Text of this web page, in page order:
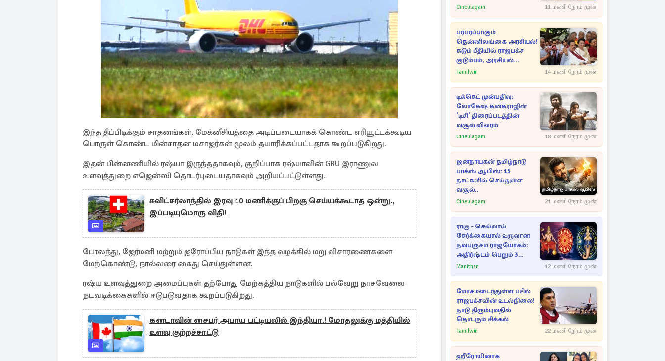
இந்த தீப்பிடிக்கும் சாதனங்கள், மேக்னீசியத்தை அடிப்படையாகக் கொண்ட எரியூட்டக்கூடிய
பொருள் கொண்ட மின்சாதன மசாஜர்கள் மூலம் தயாரிக்கப்பட்டதாக கூறப்படுகிறது.
இதன் பின்னணியில் ரஷ்யா இருந்ததாகவும், குறிப்பாக ரஷ்யாவின் GRU இராணுவ
உளவுத்துறை எஜென்ஸி தொடர்புடையதாகவும் அறியப்பட்டுள்ளது.
சுவிட்சர்லாந்தில் இரவு 10 மணிக்குப் பிறகு செய்யக்கூடாத ஒன்று.,
இப்படியுமொரு விதி!
போலந்து, ஜேர்மனி மற்றும் ஐரோப்பிய நாடுகள் இந்த வழக்கில் மறு விசாரணைகளை
மேற்கொண்டு, நால்வரை கைது செய்துள்ளன.
ரஷ்ய உளவுத்துறை அமைப்புகள் தற்போது மேற்கத்திய நாடுகளில் பல்வேறு நாசவேலை
நடவடிக்கைகளில் ஈடுபடுவதாக கூறப்படுகிறது.
கனடாவின் சைபர் அபாய பட்டியலில் இந்தியா.! மோதலுக்கு மத்தியில்
உளவு குற்றச்சாட்டு
Cineulagam 11 மணி நேரம் முன்
பரபரப்பாகும்
தென்னிலங்கை அரசியல்!
கடும் பீதியில் ராஜபக்ச
குடும்பம், அரசியல்
நட்புகள்
Tamilwin 14 மணி நேரம் முன்
டிக்கெட் முன்பதிவு:
லோகேஷ் கனகராஜின்
'டிசி' திரைப்படத்தின்
வசூல் விவரம்
Cineulagam 18 மணி நேரம் முன்
ஜனநாயகன் தமிழ்நாடு
பாக்ஸ் ஆபிஸ்: 15
நாட்களில் செய்துள்ள
வசூல்..
Cineulagam 21 மணி நேரம் முன்
ராகு - செவ்வாய்
சேர்க்கையால் உருவான
நவபஞ்சம ராஜயோகம்:
அதிர்ஷ்டம் பெறும் 3
ராசிகள்!
Manithan 12 மணி நேரம் முன்
மோசமடைந்துள்ள பசில்
ராஜபக்சவின் உடல்நிலை!
நாடு திரும்புவதில்
தொடரும் சிக்கல்
Tamilwin 22 மணி நேரம் முன்
ஹீரோயினாக